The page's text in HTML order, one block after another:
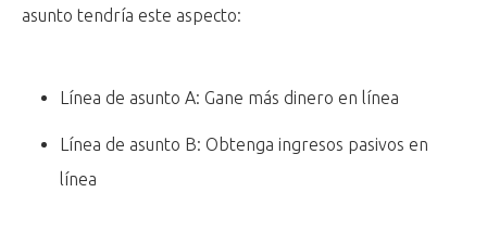
asunto tendría este aspecto:
Línea de asunto A: Gane más dinero en línea
Línea de asunto B: Obtenga ingresos pasivos en
línea